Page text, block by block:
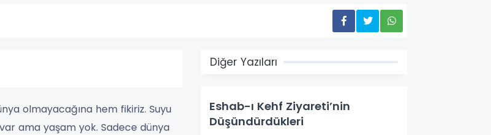
olmayacağına hem fikiriz. Suyu
ama yaşam yok. Sadece dünya
Diğer Yazıları
Eshab-ı Kehf Ziyareti’nin
Düşündürdükleri